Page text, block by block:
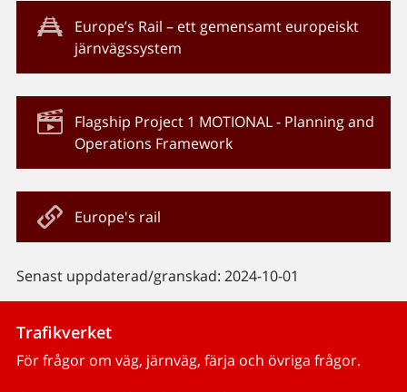
Europe’s Rail – ett gemensamt europeiskt
järnvägssystem
Flagship Project 1 MOTIONAL - Planning and
Operations Framework
Europe's rail
Senast uppdaterad/granskad: 2024-10-01
Trafikverket
För frågor om väg, järnväg, färja och övriga frågor.